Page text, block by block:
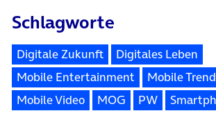
Schlagworte
Digitale Zukunft
Digitales Leben
Mobile Entertainment
Mobile
Mobile Video
MOG PW